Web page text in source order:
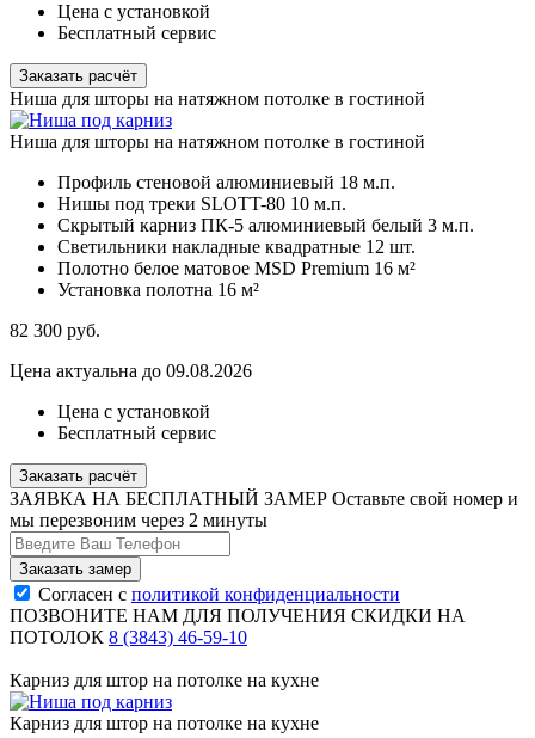
Цена с установкой
Бесплатный сервис
Заказать расчёт
Ниша для шторы на натяжном потолке в гостиной
Ниша для шторы на натяжном потолке в гостиной
Профиль стеновой алюминиевый 18 м.п.
Нишы под треки SLOTT-80 10 м.п.
Скрытый карниз ПК-5 алюминиевый белый 3 м.п.
Светильники накладные квадратные 12 шт.
Полотно белое матовое MSD Premium 16 м²
Установка полотна 16 м²
82 300 руб.
Цена актуальна до 09.08.2026
Цена с установкой
Бесплатный сервис
Заказать расчёт
ЗАЯВКА НА БЕСПЛАТНЫЙ ЗАМЕР Оставьте свой номер и
мы перезвоним через 2 минуты
Согласен с политикой конфиденциальности
ПОЗВОНИТЕ НАМ ДЛЯ ПОЛУЧЕНИЯ СКИДКИ НА
ПОТОЛОК 8 (3843) 46-59-10
Карниз для штор на потолке на кухне
Карниз для штор на потолке на кухне